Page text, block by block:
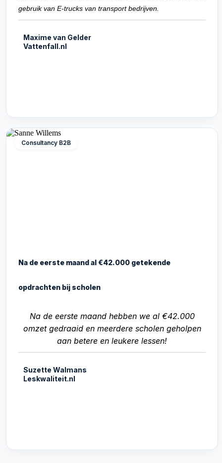
gebruik van E-trucks van transport bedrijven.
Maxime van Gelder
Vattenfall.nl
Consultancy B2B
Na de eerste maand al €42.000 getekende
opdrachten bij scholen
Na de eerste maand hebben we al €42.000
omzet gedraaid en meerdere scholen geholpen
aan betere en leukere lessen!
Suzette Walmans
Leskwaliteit.nl